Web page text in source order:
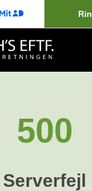
500
Serverfejl